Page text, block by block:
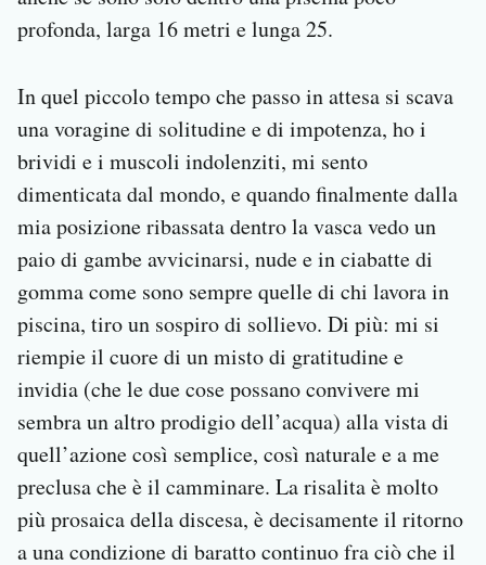
profonda, larga 16 metri e lunga 25.
In quel piccolo tempo che passo in attesa si scava
una voragine di solitudine e di impotenza, ho i
brividi e i muscoli indolenziti, mi sento
dimenticata dal mondo, e quando finalmente dalla
mia posizione ribassata dentro la vasca vedo un
paio di gambe avvicinarsi, nude e in ciabatte di
gomma come sono sempre quelle di chi lavora in
piscina, tiro un sospiro di sollievo. Di più: mi si
riempie il cuore di un misto di gratitudine e
invidia (che le due cose possano convivere mi
sembra un altro prodigio dell’acqua) alla vista di
quell’azione così semplice, così naturale e a me
preclusa che è il camminare. La risalita è molto
più prosaica della discesa, è decisamente il ritorno
a una condizione di baratto continuo fra ciò che il